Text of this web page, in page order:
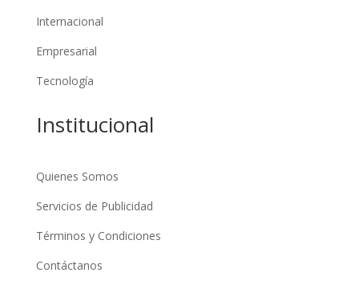
Internacional
Empresarial
Tecnología
Institucional
Quienes Somos
Servicios de Publicidad
Términos y Condiciones
Contáctanos